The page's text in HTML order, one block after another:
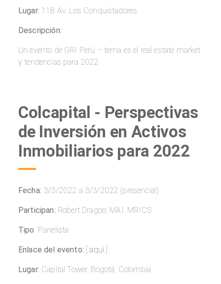
Lugar: 118 Av. Los Conquistadores
Descripción:
Un evento de GRI Perú – tema es el real estate market
y tendencias para 2022
Colcapital - Perspectivas
de Inversión en Activos
Inmobiliarios para 2022
Fecha: 3/3/2022 a 3/3/2022 (presencial)
Participan: Robert Dragoo, MAI, MRICS
Tipo: Panelista
Enlace del evento: [aquí
Lugar: Capital Tower. Bogotá, Colombia